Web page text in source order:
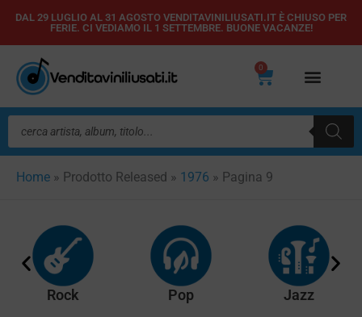
Vai
contenuto
DAL 29 LUGLIO AL 31 AGOSTO VENDITAVINILIUSATI.IT È CHIUSO PER
FERIE. CI VEDIAMO IL 1 SETTEMBRE. BUONE VACANZE!
0
Carrello
Ricerca
prodotti
Home » Prodotto Released » 1976 » Pagina 9
Rock Pop Jazz